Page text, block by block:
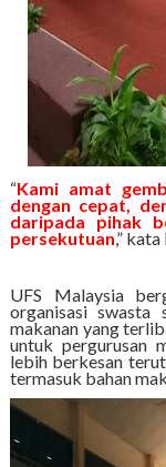
“Kami amat
dengan cepat,
daripada pihak
persekutuan,”
UFS Malaysia
organisasi swasta
makanan yang
untuk pergurusan
lebih berkesan
termasuk bahan